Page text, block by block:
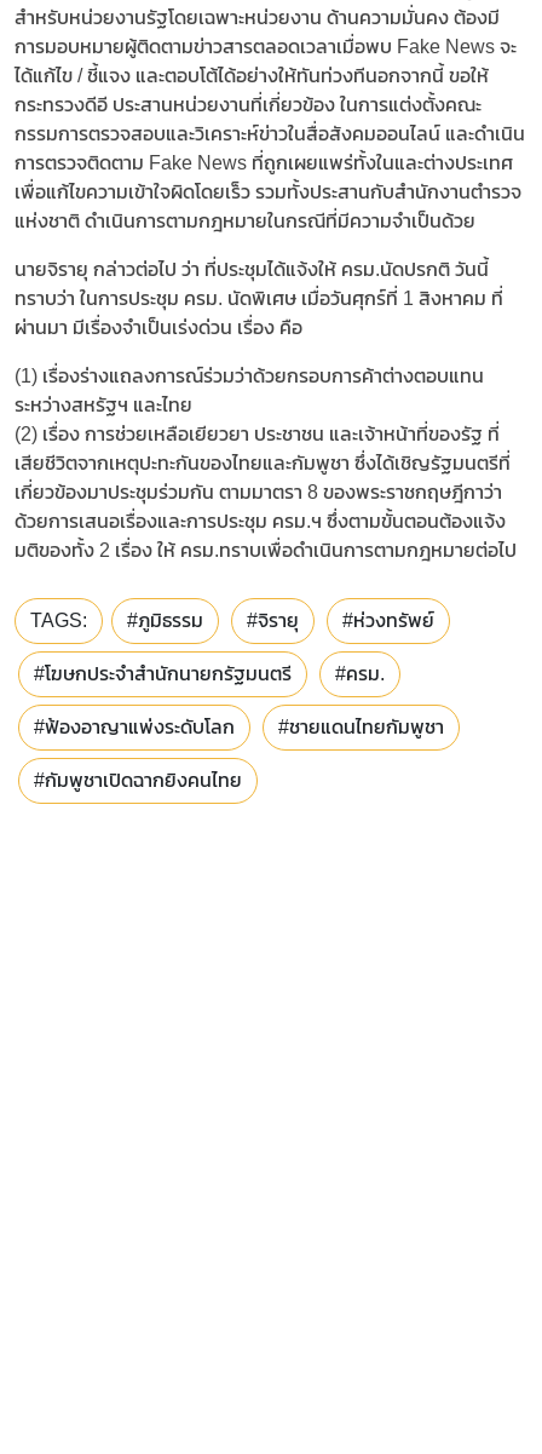
สำหรับหน่วยงานรัฐโดยเฉพาะหน่วยงาน ด้านความมั่นคง ต้องมี
การมอบหมายผู้ติดตามข่าวสารตลอดเวลาเมื่อพบ Fake News จะ
ได้แก้ไข / ชี้แจง และตอบโต้ได้อย่างให้ทันท่วงทีนอกจากนี้ ขอให้
กระทรวงดีอี ประสานหน่วยงานที่เกี่ยวข้อง ในการแต่งตั้งคณะ
กรรมการตรวจสอบและวิเคราะห์ข่าวในสื่อสังคมออนไลน์ และดำเนิน
การตรวจติดตาม Fake News ที่ถูกเผยแพร่ทั้งในและต่างประเทศ
เพื่อแก้ไขความเข้าใจผิดโดยเร็ว รวมทั้งประสานกับสำนักงานตำรวจ
แห่งชาติ ดำเนินการตามกฎหมายในกรณีที่มีความจำเป็นด้วย
นายจิรายุ กล่าวต่อไป ว่า ที่ประชุมได้แจ้งให้ ครม.นัดปรกติ วันนี้
ทราบว่า ในการประชุม ครม. นัดพิเศษ เมื่อวันศุกร์ที่ 1 สิงหาคม ที่
ผ่านมา มีเรื่องจำเป็นเร่งด่วน เรื่อง คือ
(1) เรื่องร่างแถลงการณ์ร่วมว่าด้วยกรอบการค้าต่างตอบแทน
ระหว่างสหรัฐฯ และไทย
(2) เรื่อง การช่วยเหลือเยียวยา ประชาชน และเจ้าหน้าที่ของรัฐ ที่
เสียชีวิตจากเหตุปะทะกันของไทยและกัมพูชา ซึ่งได้เชิญรัฐมนตรีที่
เกี่ยวข้องมาประชุมร่วมกัน ตามมาตรา 8 ของพระราชกฤษฎีกาว่า
ด้วยการเสนอเรื่องและการประชุม ครม.ฯ ซึ่งตามขั้นตอนต้องแจ้ง
มติของทั้ง 2 เรื่อง ให้ ครม.ทราบเพื่อดำเนินการตามกฎหมายต่อไป
TAGS: #ภูมิธรรม #จิรายุ #ห่วงทรัพย์
#โฆษกประจำสำนักนายกรัฐมนตรี #ครม.
#ฟ้องอาญาแพ่งระดับโลก #ชายแดนไทยกัมพูชา
#กัมพูชาเปิดฉากยิงคนไทย